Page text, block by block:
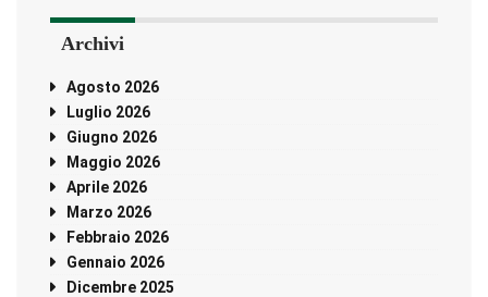
Archivi
Agosto 2026
Luglio 2026
Giugno 2026
Maggio 2026
Aprile 2026
Marzo 2026
Febbraio 2026
Gennaio 2026
Dicembre 2025